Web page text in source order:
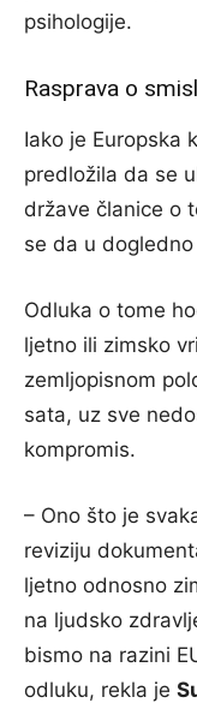
psihologije.
Rasprava o
Iako je Europska
predložila da se
države članice o
se da u
Odluka o tome
ljetno ili zimsko
zemljopisnom
sata, uz sve
kompromis.
– Ono što je
reviziju
ljetno odnosno
na ljudsko
bismo na razini
odluku, rekla je